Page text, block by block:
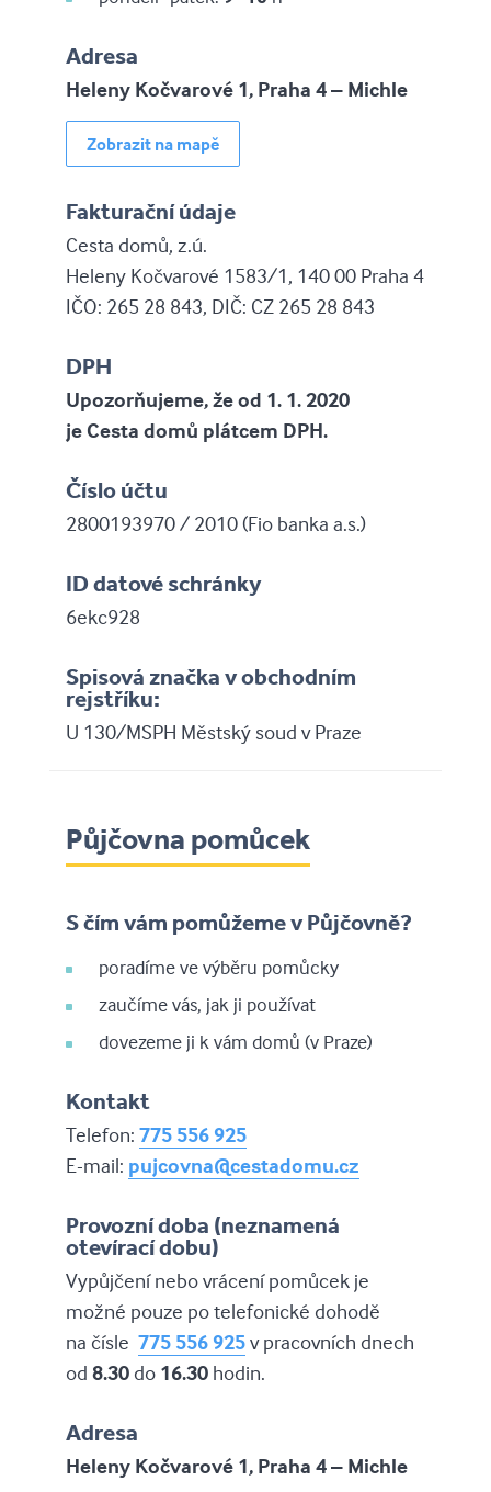
Adresa
Heleny Kočvarové 1, Praha 4 – Michle
Zobrazit na mapě
Fakturační údaje
Cesta domů, z.ú.
Heleny Kočvarové 1583/1, 140 00 Praha 4
IČO: 265 28 843, DIČ: CZ 265 28 843
DPH
Upozorňujeme, že od 1. 1. 2020
je Cesta domů plátcem DPH.
Číslo účtu
2800193970 / 2010 (Fio banka a.s.)
ID datové schránky
6ekc928
Spisová značka v obchodním
rejstříku:
U 130/MSPH Městský soud v Praze
Půjčovna pomůcek
S čím vám pomůžeme v Půjčovně?
poradíme ve výběru pomůcky
zaučíme vás, jak ji používat
dovezeme ji k vám domů (v Praze)
Kontakt
Telefon: 775 556 925
E-mail: pujcovna@cestadomu.cz
Provozní doba (neznamená
otevírací dobu)
Vypůjčení nebo vrácení pomůcek je
možné pouze po telefonické dohodě
na čísle 775 556 925v pracovních dnech
od 8.30 do 16.30 hodin.
Adresa
Heleny Kočvarové 1, Praha 4 – Michle